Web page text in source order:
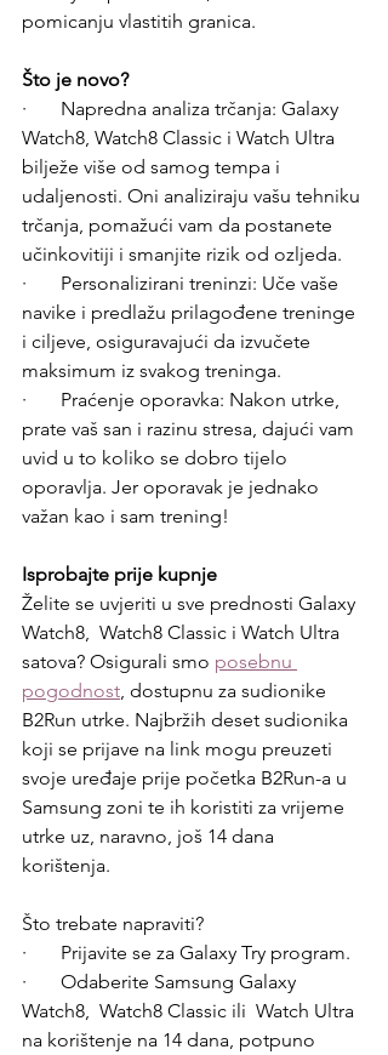
pomicanju vlastitih granica.
Što je novo?
·       Napredna analiza trčanja: Galaxy
Watch8, Watch8 Classic i Watch Ultra
bilježe više od samog tempa i
udaljenosti. Oni analiziraju vašu tehniku
trčanja, pomažući vam da postanete
učinkovitiji i smanjite rizik od ozljeda.
·       Personalizirani treninzi: Uče vaše
navike i predlažu prilagođene treninge
i ciljeve, osiguravajući da izvučete
maksimum iz svakog treninga.
·       Praćenje oporavka: Nakon utrke,
prate vaš san i razinu stresa, dajući vam
uvid u to koliko se dobro tijelo
oporavlja. Jer oporavak je jednako
važan kao i sam trening!
Isprobajte prije kupnje
Želite se uvjeriti u sve prednosti Galaxy
Watch8,  Watch8 Classic i Watch Ultra
satova? Osigurali smo posebnu
pogodnost , dostupnu za sudionike
B2Run utrke. Najbržih deset sudionika
koji se prijave na link mogu preuzeti
svoje uređaje prije početka B2Run-a u
Samsung zoni te ih koristiti za vrijeme
utrke uz, naravno, još 14 dana
korištenja.
Što trebate napraviti?
·       Prijavite se za Galaxy Try program.
·       Odaberite Samsung Galaxy
Watch8,  Watch8 Classic ili  Watch Ultra
na korištenje na 14 dana, potpuno